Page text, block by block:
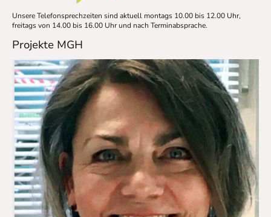
Unsere Telefonsprechzeiten sind aktuell montags 10.00 bis 12.00 Uhr,
freitags von 14.00 bis 16.00 Uhr und nach Terminabsprache.
Projekte MGH